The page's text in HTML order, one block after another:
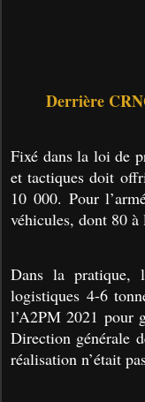
Derrière
Fixé dans la loi de
et tactiques doit
10 000. Pour
véhicules, dont 80
Dans la pratique,
logistiques 4-6
l’A2PM 2021 pour
Direction générale
réalisation n’était